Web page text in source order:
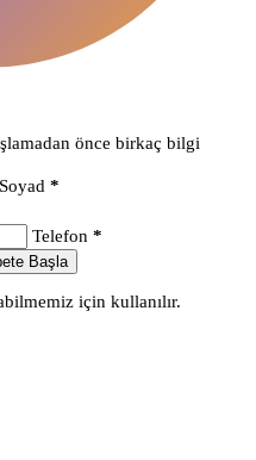
önce birkaç bilgi
Soyad *
Telefon *
Başla
için kullanılır.